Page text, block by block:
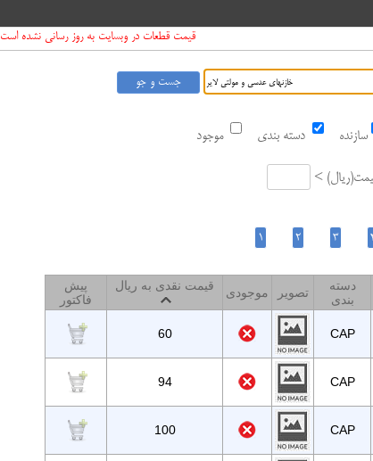
قیمت قطعات در وبسایت به روز رسانی نشده است 10:10:01 1405/5/11
موجود دسته بندی سازنده
< ریال
پیش
فاکتور
قیمت نقدی به ریال موجودی تصویر
دسته
بندی
60 CAP
94 CAP
100 CAP